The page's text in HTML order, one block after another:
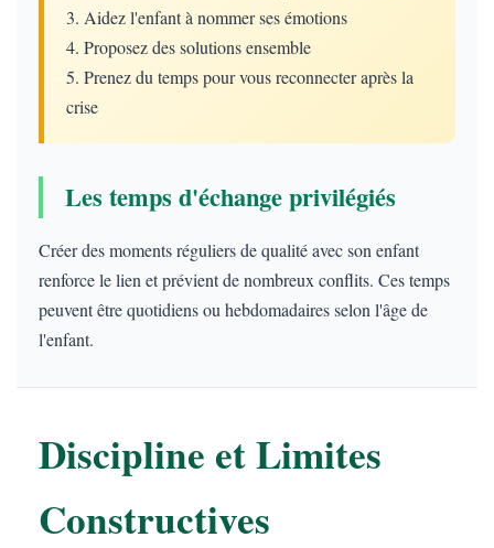
3. Aidez l'enfant à nommer ses émotions
4. Proposez des solutions ensemble
5. Prenez du temps pour vous reconnecter après la
crise
Les temps d'échange privilégiés
Créer des moments réguliers de qualité avec son enfant
renforce le lien et prévient de nombreux conflits. Ces temps
peuvent être quotidiens ou hebdomadaires selon l'âge de
l'enfant.
Discipline et Limites
Constructives